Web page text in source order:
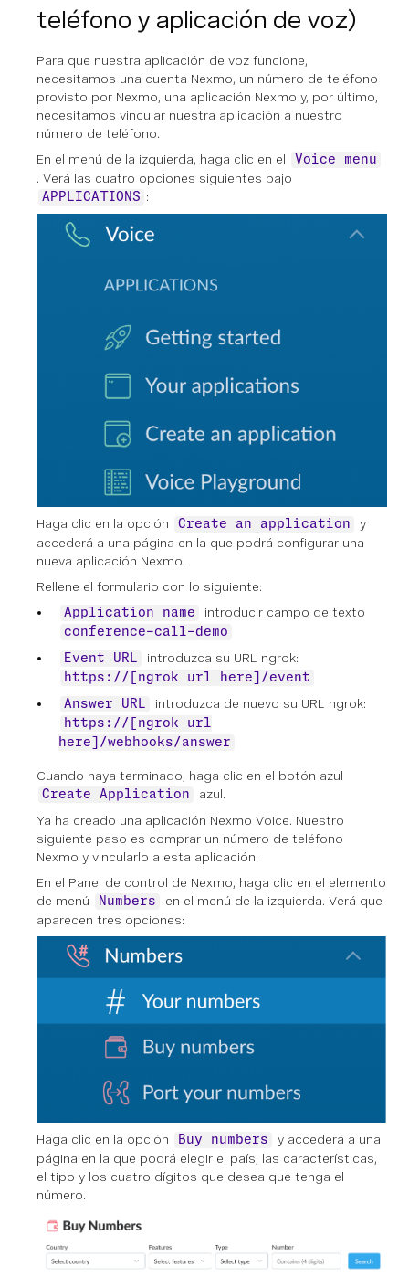
teléfono y aplicación de voz)
Para que nuestra aplicación de voz funcione,
necesitamos una cuenta Nexmo, un número de teléfono
provisto por Nexmo, una aplicación Nexmo y, por último,
necesitamos vincular nuestra aplicación a nuestro
número de teléfono.
En el menú de la izquierda, haga clic en el
Voice menu
. Verá las cuatro opciones siguientes bajo
APPLICATIONS :
Haga clic en la opción Create an application
y
accederá a una página en la que podrá configurar una
nueva aplicación Nexmo.
Rellene el formulario con lo siguiente:
Application name introducir campo de texto
conference-call-demo
Event URL introduzca su URL ngrok:
https://[ngrok url here]/event
Answer URL introduzca de nuevo su URL ngrok:
https://[ngrok url
here]/webhooks/answer
Cuando haya terminado, haga clic en el botón azul
Create Application
azul.
Ya ha creado una aplicación Nexmo Voice. Nuestro
siguiente paso es comprar un número de teléfono
Nexmo y vincularlo a esta aplicación.
En el Panel de control de Nexmo, haga clic en el elemento
de menú
Numbers
en el menú de la izquierda. Verá que
aparecen tres opciones:
Haga clic en la opción Buy numbers
y accederá a una
página en la que podrá elegir el país, las características,
el tipo y los cuatro dígitos que desea que tenga el
número.